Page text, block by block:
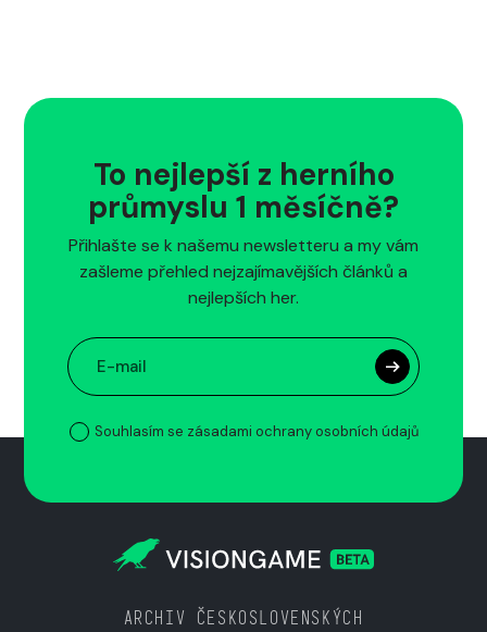
To nejlepší z herního
průmyslu 1 měsíčně?
Přihlašte se k našemu newsletteru a my vám
zašleme přehled nejzajímavějších článků a
nejlepších her.
Souhlasím se zásadami ochrany osobních údajů
ARCHIV ČESKOSLOVENSKÝCH